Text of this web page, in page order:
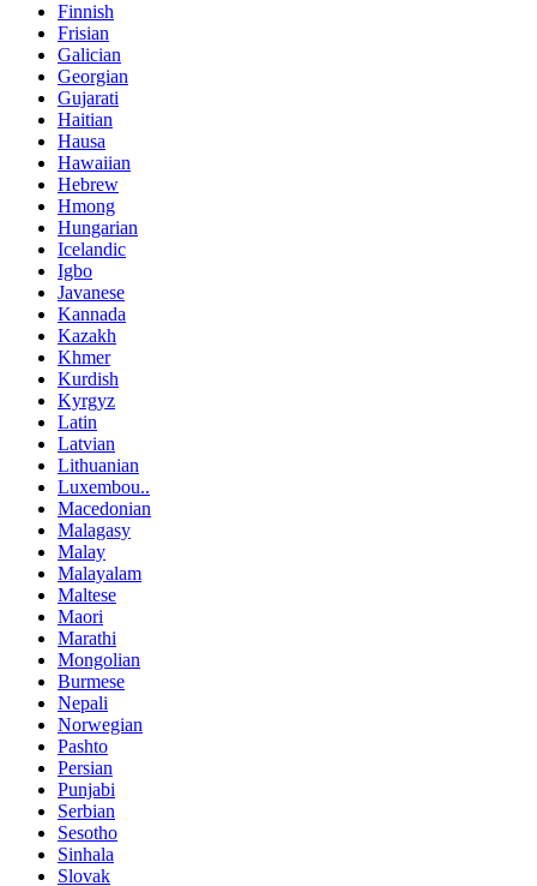
Finnish
Frisian
Galician
Georgian
Gujarati
Haitian
Hausa
Hawaiian
Hebrew
Hmong
Hungarian
Icelandic
Igbo
Javanese
Kannada
Kazakh
Khmer
Kurdish
Kyrgyz
Latin
Latvian
Lithuanian
Luxembou..
Macedonian
Malagasy
Malay
Malayalam
Maltese
Maori
Marathi
Mongolian
Burmese
Nepali
Norwegian
Pashto
Persian
Punjabi
Serbian
Sesotho
Sinhala
Slovak